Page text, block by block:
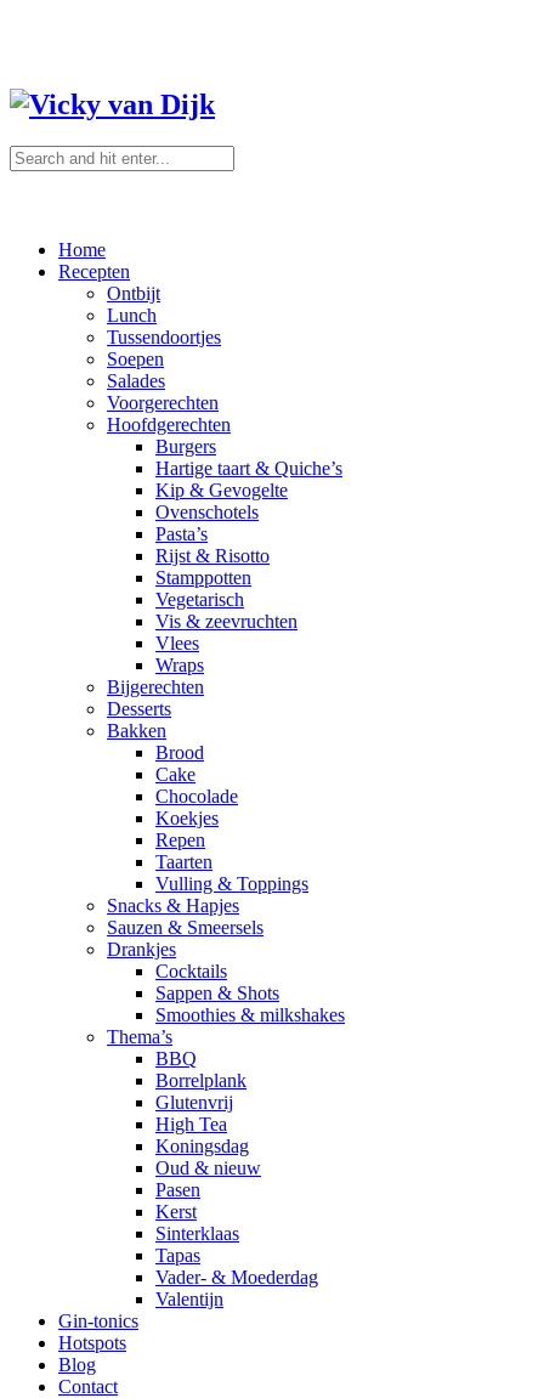
Home
Recepten
Ontbijt
Lunch
Tussendoortjes
Soepen
Salades
Voorgerechten
Hoofdgerechten
Burgers
Hartige taart & Quiche’s
Kip & Gevogelte
Ovenschotels
Pasta’s
Rijst & Risotto
Stamppotten
Vegetarisch
Vis & zeevruchten
Vlees
Wraps
Bijgerechten
Desserts
Bakken
Brood
Cake
Chocolade
Koekjes
Repen
Taarten
Vulling & Toppings
Snacks & Hapjes
Sauzen & Smeersels
Drankjes
Cocktails
Sappen & Shots
Smoothies & milkshakes
Thema’s
BBQ
Borrelplank
Glutenvrij
High Tea
Koningsdag
Oud & nieuw
Pasen
Kerst
Sinterklaas
Tapas
Vader- & Moederdag
Valentijn
Gin-tonics
Hotspots
Blog
Contact